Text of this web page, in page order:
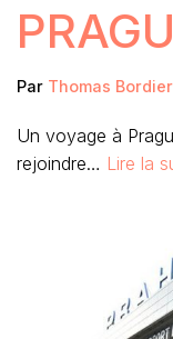
Par Thomas Bordier
Un voyage à
rejoindre… Lire la